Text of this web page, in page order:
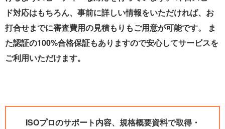
ド対応はもちろん、事前に詳しい情報をいただければ、お
打合せまでに審査費用の見積もりもご用意が可能です。 ま
た認証の100%合格保証もありますので安心してサービスを
ご利用いただけます。
ISOプロのサポート内容、規格概要資料で取得・